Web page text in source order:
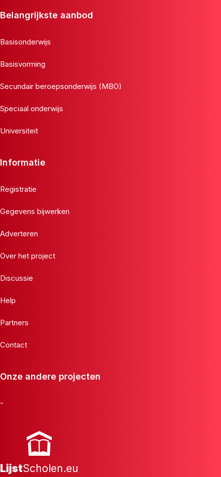
Belangrijkste aanbod
Basisonderwijs
Basisvorming
Secundair beroepsonderwijs (MBO)
Speciaal onderwijs
Universiteit
Informatie
Registratie
Gegevens bijwerken
Adverteren
Over het project
Discussie
Help
Partners
Contact
Onze andere projecten
-
LijstScholen.eu